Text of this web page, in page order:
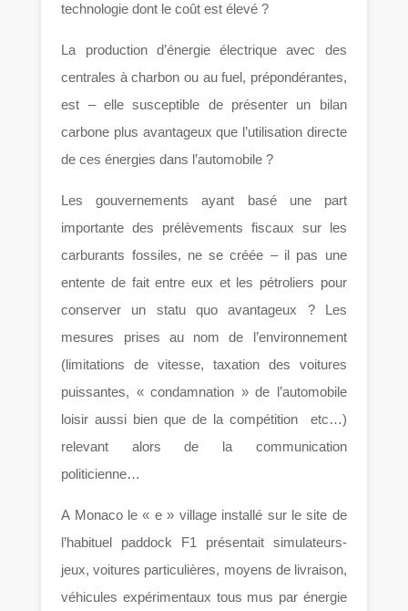
technologie dont le coût est élevé ?
La production d’énergie électrique avec des
centrales à charbon ou au fuel, prépondérantes,
est – elle susceptible de présenter un bilan
carbone plus avantageux que l’utilisation directe
de ces énergies dans l’automobile ?
Les gouvernements ayant basé une part
importante des prélèvements fiscaux sur les
carburants fossiles, ne se créée – il pas une
entente de fait entre eux et les pétroliers pour
conserver un statu quo avantageux ? Les
mesures prises au nom de l’environnement
(limitations de vitesse, taxation des voitures
puissantes, « condamnation » de l’automobile
loisir aussi bien que de la compétition etc…)
relevant alors de la communication
politicienne…
A Monaco le « e » village installé sur le site de
l’habituel paddock F1 présentait simulateurs-
jeux, voitures particulières, moyens de livraison,
véhicules expérimentaux tous mus par énergie